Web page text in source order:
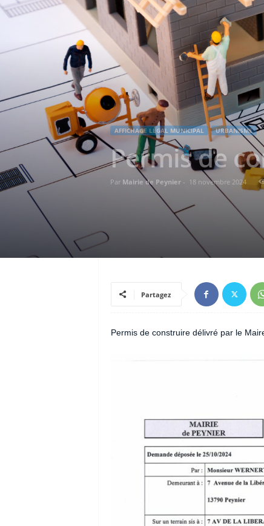
AFFICHAGE LÉGAL MUNICIPAL URBANISME
Permis de
Par Mairie de Peynier- 18 novembre 2024
Partagez
Permis de construire délivré par le